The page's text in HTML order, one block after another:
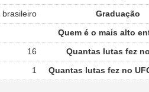
brasileiro
Graduação
Quem é o mais alto
16
Quantas lutas fez
1
Quantas lutas fez no